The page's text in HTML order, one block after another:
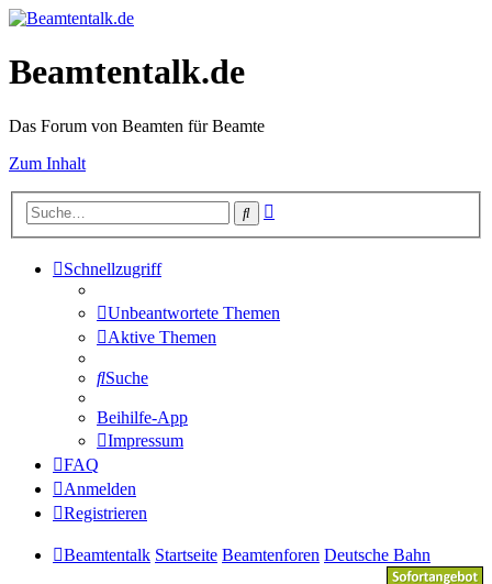
Beamtentalk.de
Das Forum von Beamten für Beamte
Zum Inhalt
Suche
Schnellzugriff
Unbeantwortete Themen
Aktive Themen
Suche
Beihilfe-App
Impressum
FAQ
Anmelden
Registrieren
Beamtentalk Startseite Beamtenforen Deutsche Bahn